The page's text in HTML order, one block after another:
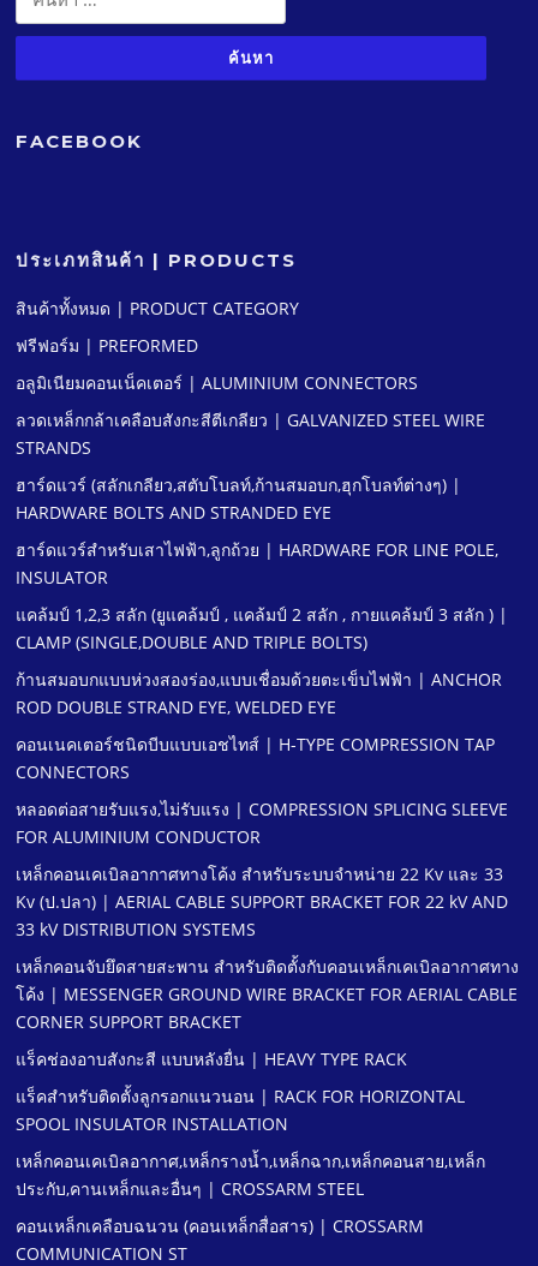
FACEBOOK
ประเภทสินค้า | PRODUCTS
สินค้าทั้งหมด | PRODUCT CATEGORY
ฟรีฟอร์ม | PREFORMED
อลูมิเนียมคอนเน็คเตอร์ | ALUMINIUM CONNECTORS
ลวดเหล็กกล้าเคลือบสังกะสีตีเกลียว | GALVANIZED STEEL WIRE
STRANDS
ฮาร์ดแวร์ (สลักเกลียว,สตับโบลท์,ก้านสมอบก,ฮุกโบลท์ต่างๆ) |
HARDWARE BOLTS AND STRANDED EYE
ฮาร์ดแวร์สําหรับเสาไฟฟ้า,ลูกถ้วย | HARDWARE FOR LINE POLE,
INSULATOR
แคล้มป์ 1,2,3 สลัก (ยูแคล้มป์ , แคล้มป์ 2 สลัก , กายแคล้มป์ 3 สลัก ) |
CLAMP (SINGLE,DOUBLE AND TRIPLE BOLTS)
ก้านสมอบกแบบห่วงสองร่อง,แบบเชื่อมด้วยตะเข็บไฟฟ้า | ANCHOR
ROD DOUBLE STRAND EYE, WELDED EYE
คอนเนคเตอร์ชนิดบีบแบบเอชไทส์ | H-TYPE COMPRESSION TAP
CONNECTORS
หลอดต่อสายรับแรง,ไม่รับแรง | COMPRESSION SPLICING SLEEVE
FOR ALUMINIUM CONDUCTOR
เหล็กคอนเคเบิลอากาศทางโค้ง สําหรับระบบจําหน่าย 22 Kv และ 33
Kv (ป.ปลา) | AERIAL CABLE SUPPORT BRACKET FOR 22 kV AND
33 kV DISTRIBUTION SYSTEMS
เหล็กคอนจับยึดสายสะพาน สําหรับติดตั้งกับคอนเหล็กเคเบิลอากาศทาง
โค้ง | MESSENGER GROUND WIRE BRACKET FOR AERIAL CABLE
CORNER SUPPORT BRACKET
แร็คช่องอาบสังกะสี แบบหลังยื่น | HEAVY TYPE RACK
แร็คสําหรับติดตั้งลูกรอกแนวนอน | RACK FOR HORIZONTAL
SPOOL INSULATOR INSTALLATION
เหล็กคอนเคเบิลอากาศ,เหล็กรางนํ้า,เหล็กฉาก,เหล็กคอนสาย,เหล็ก
ประกับ,คานเหล็กและอื่นๆ | CROSSARM STEEL
คอนเหล็กเคลือบฉนวน (คอนเหล็กสื่อสาร) | CROSSARM
COMMUNICATION ST